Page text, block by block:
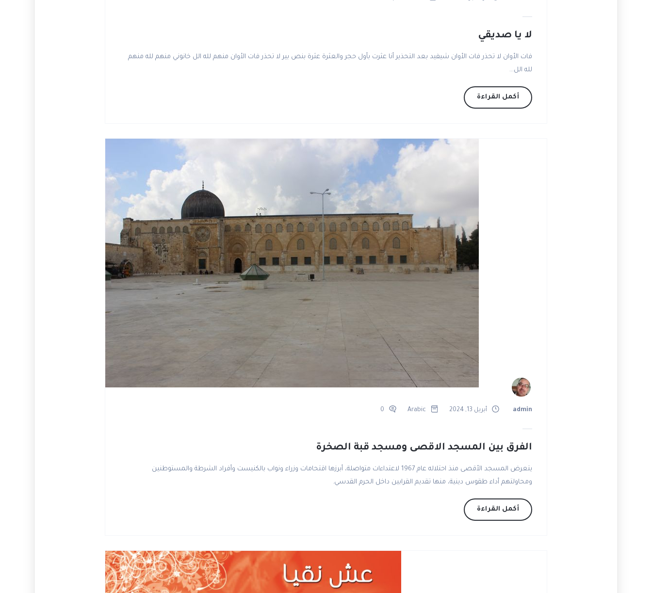
لا يا صديقي
فات الأوان لا تحذر فات الأوان شيفيد بعد التحذير أنا عثرت بأول حجر والعثرة عثرة بنص بير لا تحذر فات الأوان منهم لله الل خانوني منهم لله منهم
لله الل...
أكمل القراءة
admin أبريل 13, 2024 Arabic
0
الفرق بين المسجد الاقصى ومسجد قبة الصخرة
يتعرض المسجد الأقصى منذ احتلاله عام 1967 لاعتداءات متواصلة، أبرزها اقتحامات وزراء ونواب بالكنيست وأفراد الشرطة والمستوطنين
ومحاولتهم أداء طقوس دينية، منها تقديم القرابين داخل الحرم القدسي.
أكمل القراءة